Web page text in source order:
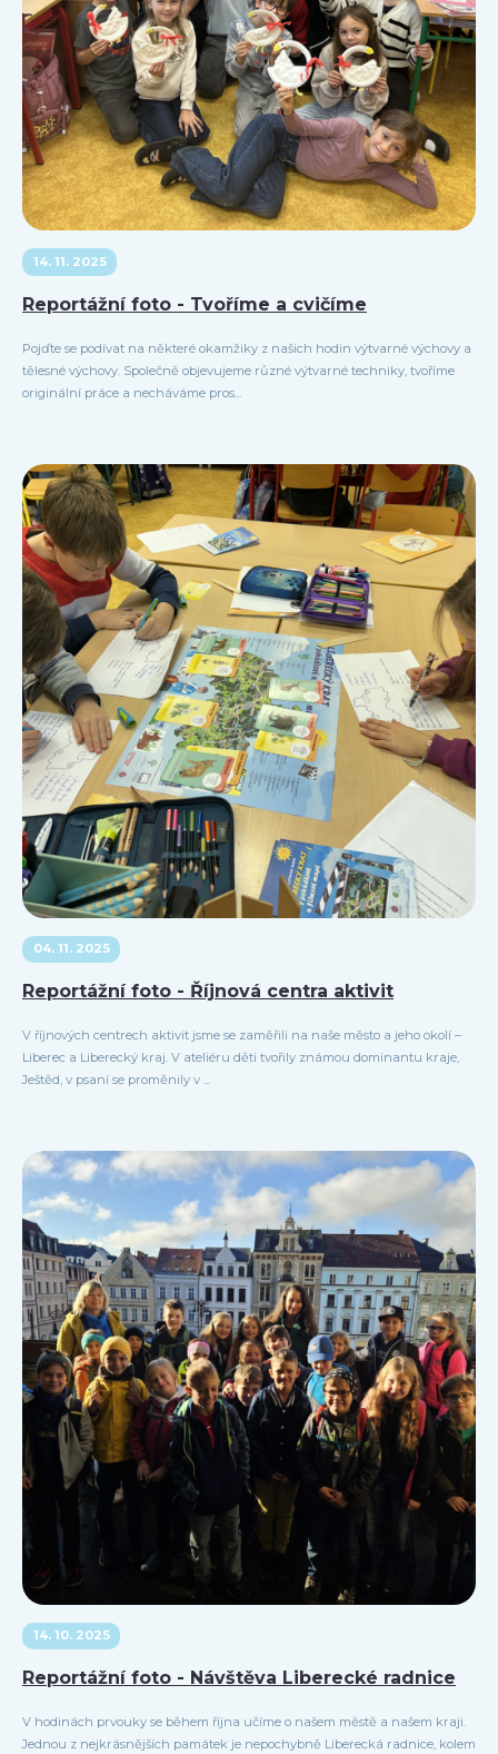
14. 11. 2025
Reportážní foto - Tvoříme a cvičíme
Pojďte se podívat na některé okamžiky z našich hodin výtvarné výchovy a
tělesné výchovy. Společně objevujeme různé výtvarné techniky, tvoříme
originální práce a necháváme pros...
04. 11. 2025
Reportážní foto - Říjnová centra aktivit
V říjnových centrech aktivit jsme se zaměřili na naše město a jeho okolí –
Liberec a Liberecký kraj. V ateliéru děti tvořily známou dominantu kraje,
Ještěd, v psaní se proměnily v ...
14. 10. 2025
Reportážní foto - Návštěva Liberecké radnice
V hodinách prvouky se během října učíme o našem městě a našem kraji.
Jednou z nejkrásnějších památek je nepochybně Liberecká radnice, kolem